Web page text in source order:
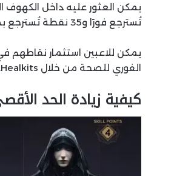
تُسترجع فورًا و35 نقطة تُسترجع بمرور الوقت.
الفوري للصحة من خلال Healkits.
كيفية زيادة الحد